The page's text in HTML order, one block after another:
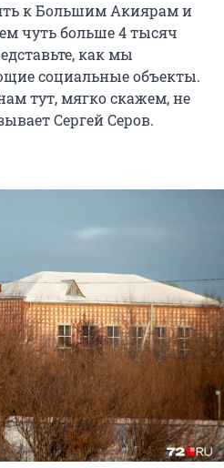
к Большим Акиярам и
чуть больше 4 тысяч
как мы
социальные объекты.
тут, мягко скажем, не
Сергей Серов.